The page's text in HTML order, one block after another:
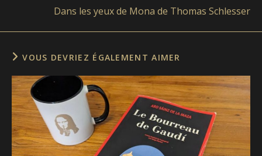
Dans les yeux de Mona de Thomas Schlesser
VOUS DEVRIEZ ÉGALEMENT AIMER